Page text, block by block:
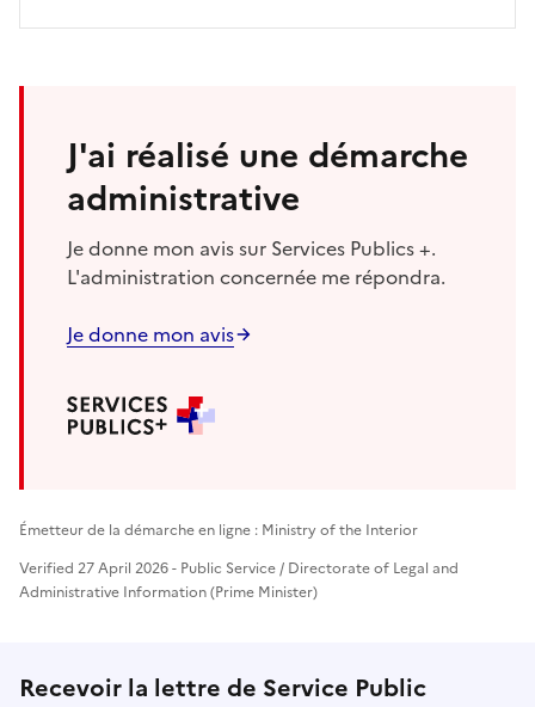
J'ai réalisé une démarche
administrative
Je donne mon avis sur Services Publics +.
L'administration concernée me répondra.
Je donne mon avis
Émetteur de la démarche en ligne : Ministry of the Interior
Verified 27 April 2026 - Public Service / Directorate of Legal and
Administrative Information (Prime Minister)
Recevoir la lettre de Service Public